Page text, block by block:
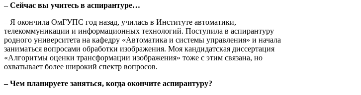
– Сейчас вы учитесь в аспирантуре…
– Я окончила ОмГУПС год назад, училась в Институте автоматики,
телекоммуникации и информационных технологий. Поступила в аспирантуру
родного университета на кафедру «Автоматика и системы управления» и начала
заниматься вопросами обработки изображения. Моя кандидатская диссертация
«Алгоритмы оценки трансформации изображения» тоже с этим связана, но
охватывает более широкий спектр вопросов.
– Чем планируете заняться, когда окончите аспирантуру?